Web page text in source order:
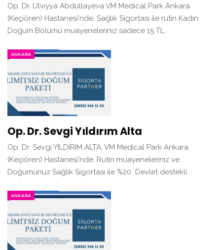
Op. Dr. Ulviyya Abdullayeva VM Medical Park Ankara
(Keçiören) Hastanesi'nde. Sağlık Sigortası ile rutin Kadın
Doğum Bölümü muayeneleriniz sadece 15 TL.
ANKARA
Op. Dr. Sevgi Yıldırım Alta
Op. Dr. Sevgi YILDIRIM ALTA; VM Medical Park Ankara
(Keçiören) Hastanesi'nde. Rutin muayeneleriniz ve
Doğumunuz Sağlık Sigortası ile %20 Devlet destekli.
ANKARA